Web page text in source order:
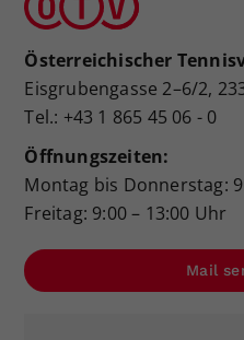
Österreichischer
Eisgrubengasse 2–6/2,
Tel.: +43 1 865 45 06 - 0
Öffnungszeiten:
Montag bis Donnerstag:
Freitag: 9:00 – 13:00 Uhr
Mail